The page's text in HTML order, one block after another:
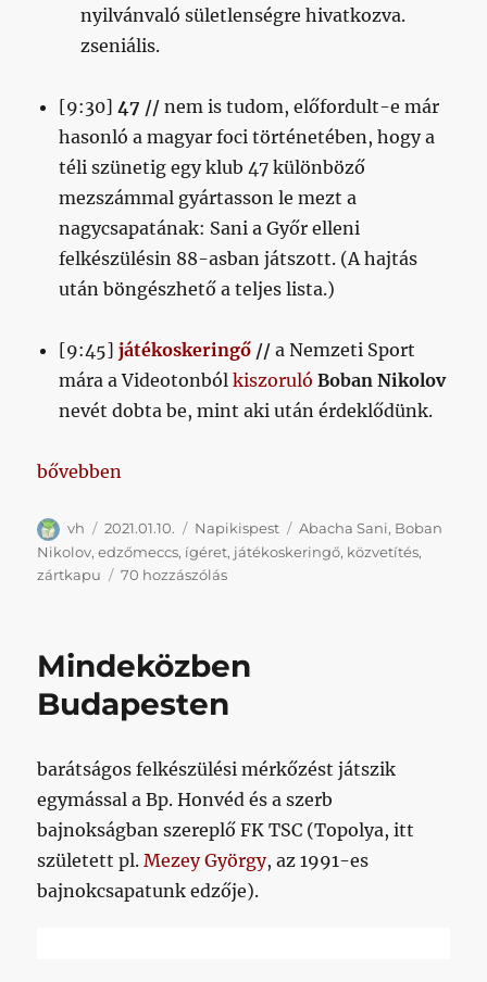
nyilvánvaló sületlenségre hivatkozva.
zseniális.
[9:30]47 //nem is tudom, előfordult-e már
hasonló a magyar foci történetében, hogy a
téli szünetig egy klub 47 különböző
mezszámmal gyártasson le mezt a
nagycsapatának: Sani a Győr elleni
felkészülésin 88-asban játszott. (A hajtás
után böngészhető a teljes lista.)
[9:45]játékoskeringő // a Nemzeti Sport
mára a Videotonbólkiszoruló Boban Nikolov
nevét dobta be, mint aki után érdeklődünk.
„Napikispest 2021.01.10.”
bővebben
Szerző
vh Közzétéve
2021.01.10. Kategória
Napikispest Címke
Abacha Sani, Boban
Nikolov,edzőmeccs, ígéret, játékoskeringő, közvetítés,
zártkapu
70 hozzászólásNapikispest
Mindeközben
Budapesten
barátságos felkészülési mérkőzést játszik
egymással a Bp. Honvéd és a szerb
bajnokságban szereplő FK TSC (Topolya, itt
született pl.Mezey György, az 1991-es
bajnokcsapatunk edzője).